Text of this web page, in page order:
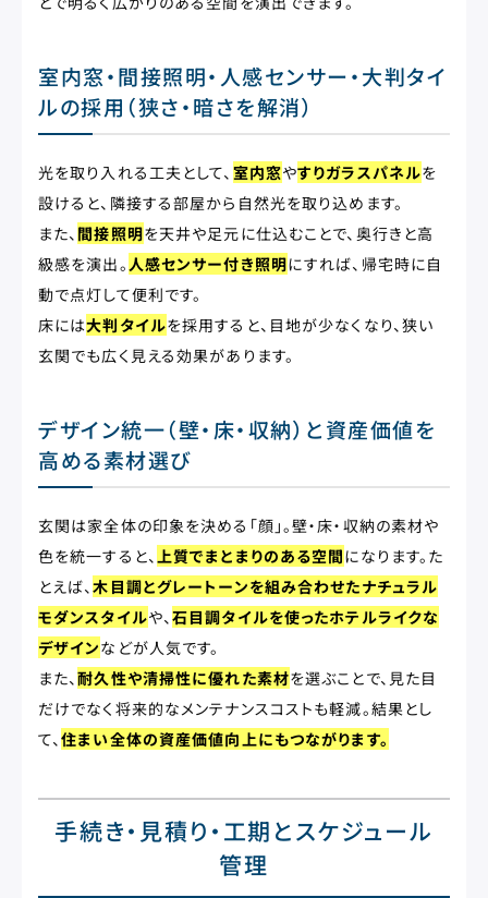
室内窓・間接照明・人感センサー・大判タイ
ルの採用（狭さ・暗さを解消）
光を取り入れる工夫として、 室内窓やすりガラスパネルを
設けると、隣接する部屋から自然光を取り込めます。
また、 間接照明を天井や足元に仕込むことで、奥行きと高
級感を演出。人感センサー付き照明にすれば、帰宅時に自
動で点灯して便利です。
床には大判タイルを採用すると、目地が少なくなり、狭い
玄関でも広く見える効果があります。
デザイン統一（壁・床・収納）と資産価値を
高める素材選び
玄関は家全体の印象を決める「顔」。壁・床・収納の素材や
色を統一すると、上質でまとまりのある空間になります。た
とえば、木目調とグレートーンを組み合わせたナチュラル
モダンスタイルや、石目調タイルを使ったホテルライクな
デザインなどが人気です。
また、耐久性や清掃性に優れた素材を選ぶことで、見た目
だけでなく将来的なメンテナンスコストも軽減。結果とし
て、住まい全体の資産価値向上にもつながります。
手続き・見積り・工期とスケジュール
管理